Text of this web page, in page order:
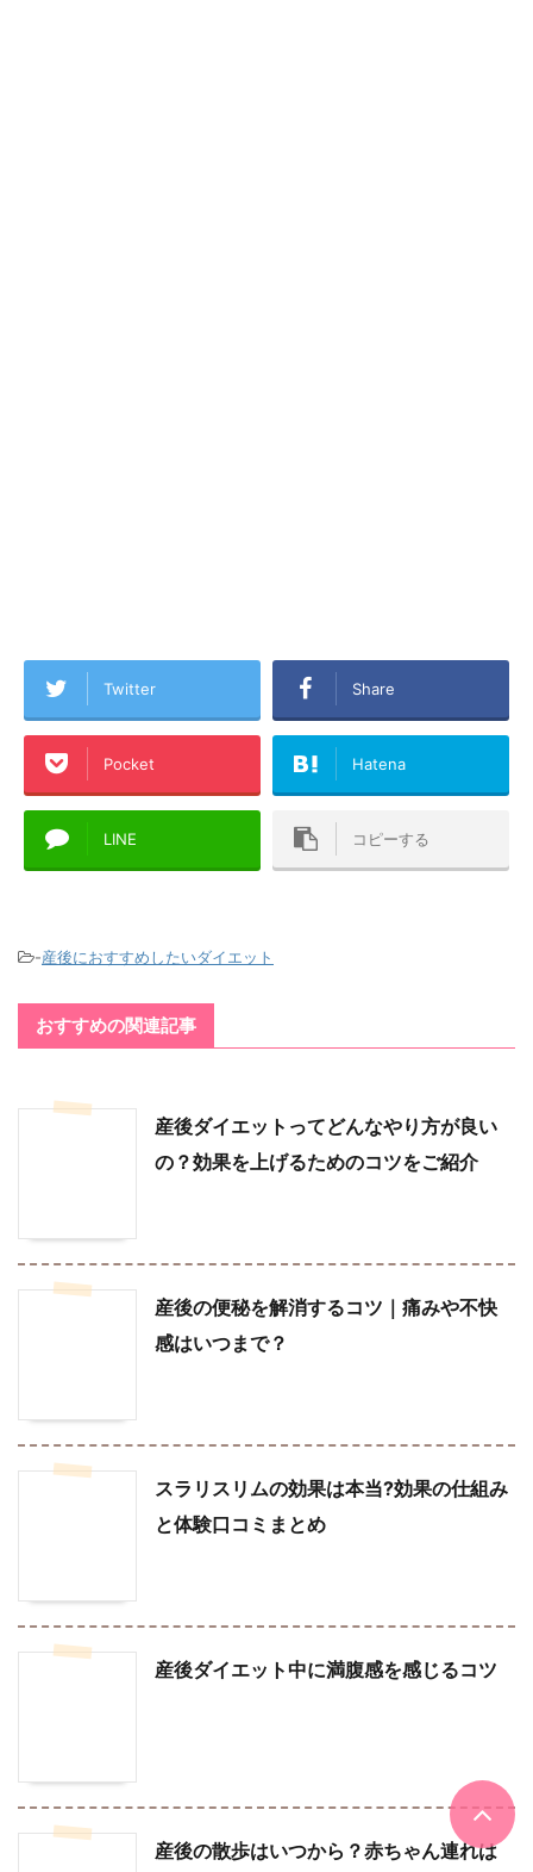
Twitter Share
Pocket Hatena
LINE コピーする
-産後におすすめしたいダイエット
おすすめの関連記事
産後ダイエットってどんなやり方が良い
の？効果を上げるためのコツをご紹介
産後の便秘を解消するコツ｜痛みや不快
感はいつまで？
スラリスリムの効果は本当?効果の仕組み
と体験口コミまとめ
産後ダイエット中に満腹感を感じるコツ
産後の散歩はいつから？赤ちゃん連れは